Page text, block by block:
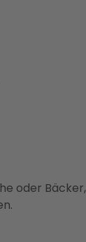
oder Bäcker,